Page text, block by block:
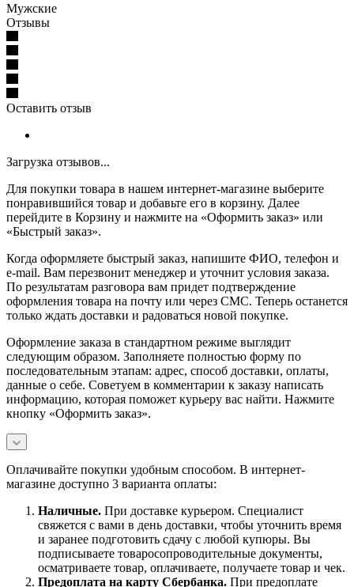
Мужские
Отзывы
Оставить отзыв
Загрузка отзывов...
Для покупки товара в нашем интернет-магазине выберите
понравившийся товар и добавьте его в корзину. Далее
перейдите в Корзину и нажмите на «Оформить заказ» или
«Быстрый заказ».
Когда оформляете быстрый заказ, напишите ФИО, телефон и
e-mail. Вам перезвонит менеджер и уточнит условия заказа.
По результатам разговора вам придет подтверждение
оформления товара на почту или через СМС. Теперь останется
только ждать доставки и радоваться новой покупке.
Оформление заказа в стандартном режиме выглядит
следующим образом. Заполняете полностью форму по
последовательным этапам: адрес, способ доставки, оплаты,
данные о себе. Советуем в комментарии к заказу написать
информацию, которая поможет курьеру вас найти. Нажмите
кнопку «Оформить заказ».
Оплачивайте покупки удобным способом. В интернет-
магазине доступно 3 варианта оплаты:
Наличные. При доставке курьером. Специалист
свяжется с вами в день доставки, чтобы уточнить время
и заранее подготовить сдачу с любой купюры. Вы
подписываете товаросопроводительные документы,
осматриваете товар, оплачиваете, получаете товар и чек.
Предоплата на карту Сбербанка. При предоплате